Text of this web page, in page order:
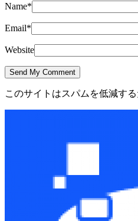
Name*
Email*
Website
このサイトはスパムを低減す